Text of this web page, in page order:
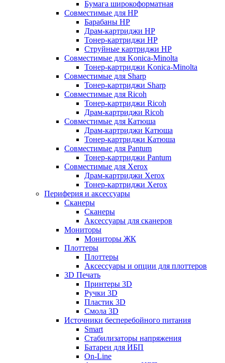
Бумага широкоформатная
Совместимые для HP
Барабаны HP
Драм-картриджи HP
Тонер-картриджи HP
Струйные картриджи HP
Совместимые для Konica-Minolta
Тонер-картриджи Konica-Minolta
Совместимые для Sharp
Тонер-картриджи Sharp
Совместимые для Ricoh
Тонер-картриджи Ricoh
Драм-картриджи Ricoh
Совместимые для Катюша
Драм-картриджи Катюша
Тонер-картриджи Катюша
Совместимые для Pantum
Тонер-картриджи Pantum
Совместимые для Xerox
Драм-картриджи Xerox
Тонер-картриджи Xerox
Периферия и аксессуары
Сканеры
Сканеры
Аксессуары для сканеров
Мониторы
Мониторы ЖК
Плоттеры
Плоттеры
Аксессуары и опции для плоттеров
3D Печать
Принтеры 3D
Ручки 3D
Пластик 3D
Смола 3D
Источники бесперебойного питания
Smart
Стабилизаторы напряжения
Батареи для ИБП
On-Line